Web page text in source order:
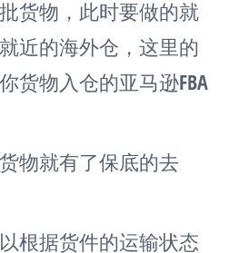
货物，此时要做的就
近的海外仓，这里的
货物入仓的亚马逊FBA
物就有了保底的去
根据货件的运输状态